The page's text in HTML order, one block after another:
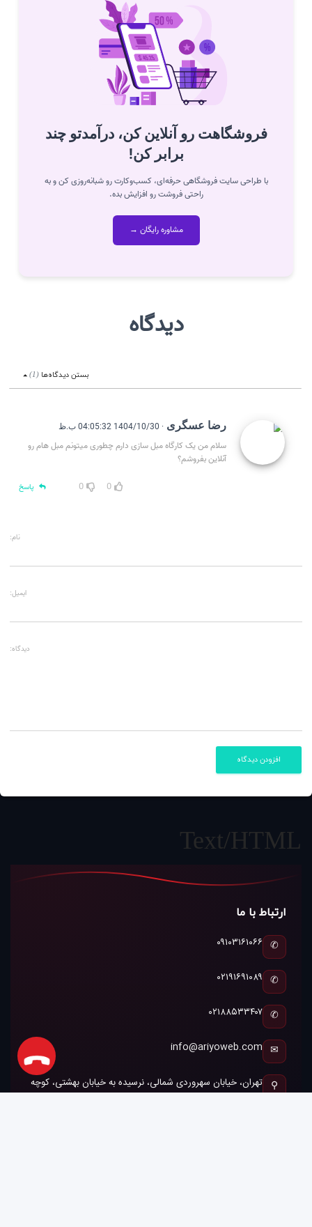
باعث جذابیت و ایجاد حس خرید در مشتریان می شود.
فروشگاهت رو آنلاین کن، درآمدتو چند
برابر کن!
با طراحی سایت فروشگاهی حرفه‌ای، کسب‌وکارت رو شبانه‌روزی کن و به
راحتی فروشت رو افزایش بده.
مشاوره رایگان →
دیدگاه
بستندیدگاه‌ها(
1
)
رضا عسگری · 1404/10/30 04:05:32 ب.ظ
سلام من یک کارگاه مبل سازی دارم چطوری میتونم مبل هام رو
آنلاین بفروشم؟
0
0 پاسخ
نام:
ایمیل:
دیدگاه:
افزودن دیدگاه
Text/HTML
ارتباط با ما
✆ ۰۹۱۰۳۱۶۱۰۶۶
✆ ۰۲۱۹۱۶۹۱۰۸۹
✆ ۰۲۱۸۸۵۳۳۴۰۷
✉
info@ariyoweb.com
⚲
تهران، خیابان سهروردی شمالی، نرسیده به خیابان بهشتی، کوچه